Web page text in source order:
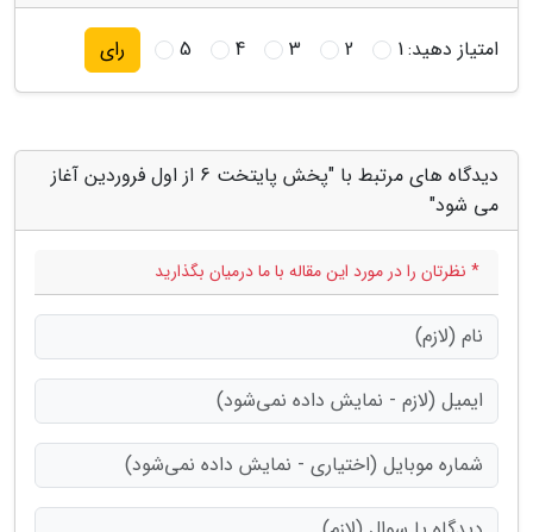
امتیاز دهید:1
2
3
4
5 رای
دیدگاه های مرتبط با "پخش پایتخت 6 از اول فروردین آغاز
می شود"
* نظرتان را در مورد این مقاله با ما درمیان بگذارید